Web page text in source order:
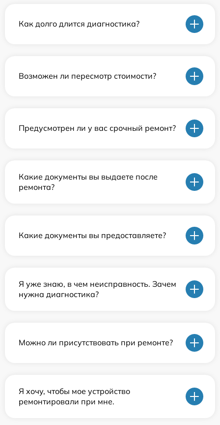
Как долго длится диагностика?
Возможен ли пересмотр стоимости?
Предусмотрен ли у вас срочный ремонт?
Какие документы вы выдаете после
ремонта?
Какие документы вы предоставляете?
Я уже знаю, в чем неисправность. Зачем
нужна диагностика?
Можно ли присутствовать при ремонте?
Я хочу, чтобы мое устройство
ремонтировали при мне.